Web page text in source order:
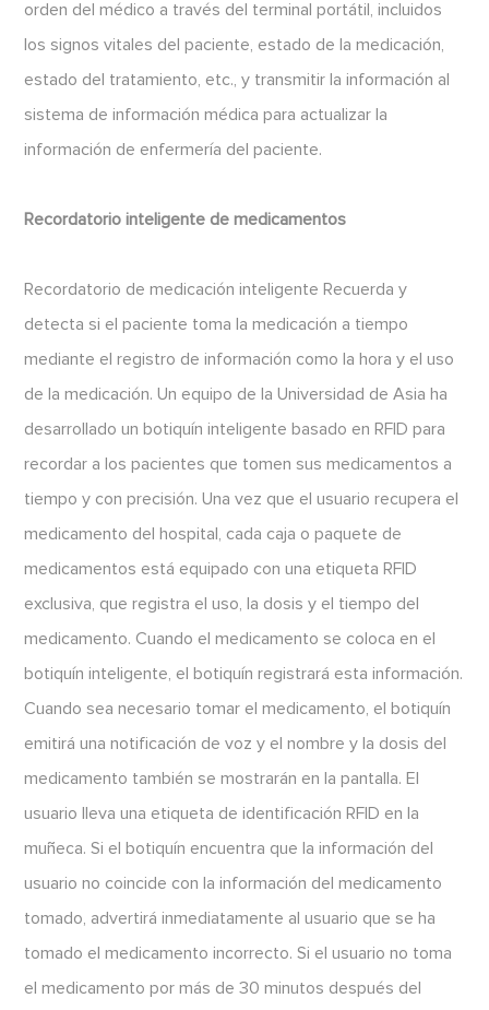
orden del médico a través del terminal portátil, incluidos
los signos vitales del paciente, estado de la medicación,
estado del tratamiento, etc., y transmitir la información al
sistema de información médica para actualizar la
información de enfermería del paciente.
Recordatorio inteligente de medicamentos
Recordatorio de medicación inteligente Recuerda y
detecta si el paciente toma la medicación a tiempo
mediante el registro de información como la hora y el uso
de la medicación. Un equipo de la Universidad de Asia ha
desarrollado un botiquín inteligente basado en RFID para
recordar a los pacientes que tomen sus medicamentos a
tiempo y con precisión. Una vez que el usuario recupera el
medicamento del hospital, cada caja o paquete de
medicamentos está equipado con una etiqueta RFID
exclusiva, que registra el uso, la dosis y el tiempo del
medicamento. Cuando el medicamento se coloca en el
botiquín inteligente, el botiquín registrará esta información.
Cuando sea necesario tomar el medicamento, el botiquín
emitirá una notificación de voz y el nombre y la dosis del
medicamento también se mostrarán en la pantalla. El
usuario lleva una etiqueta de identificación RFID en la
muñeca. Si el botiquín encuentra que la información del
usuario no coincide con la información del medicamento
tomado, advertirá inmediatamente al usuario que se ha
tomado el medicamento incorrecto. Si el usuario no toma
el medicamento por más de 30 minutos después del